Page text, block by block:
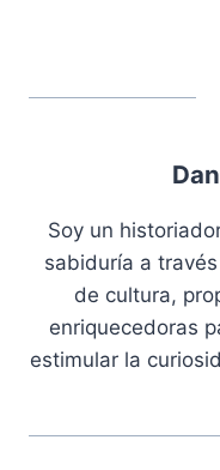
Soy un
sabiduría a
de cultura,
enriquecedoras
estimular la